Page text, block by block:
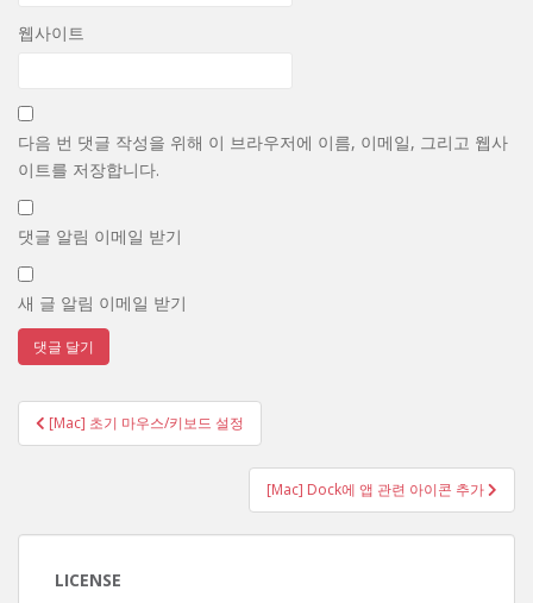
웹사이트
다음 번 댓글 작성을 위해 이 브라우저에 이름, 이메일, 그리고 웹사
이트를 저장합니다.
댓글 알림 이메일 받기
새 글 알림 이메일 받기
글
탐
[Mac] 초기 마우스/키보드 설정
[Mac] Dock에 앱 관련 아이콘 추가
LICENSE